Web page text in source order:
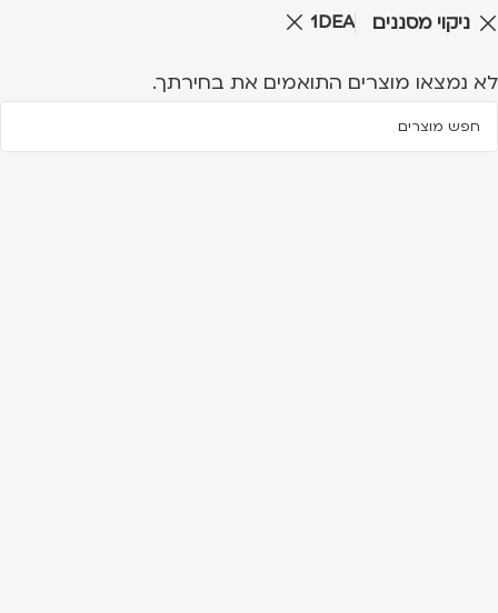
ניקוי מסננים 1DEA
לא נמצאו מוצרים התואמים את בחירתך.